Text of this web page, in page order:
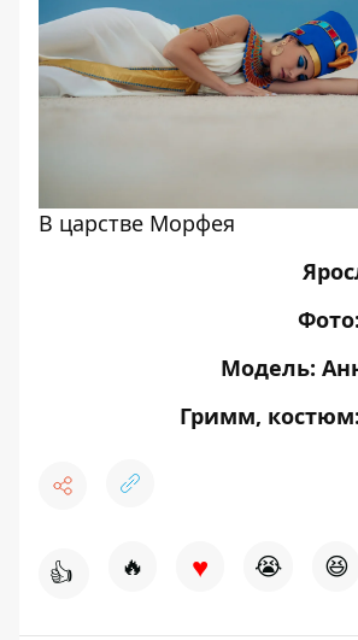
В царстве Морфея
Фото:
Модель:
Гримм, костюм:
👍 🔥 ♥ 😭 😆